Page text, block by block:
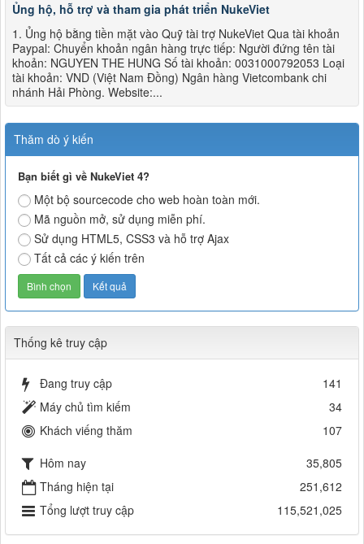
Ủng hộ, hỗ trợ và tham gia phát triển NukeViet
1. Ủng hộ bằng tiền mặt vào Quỹ tài trợ NukeViet Qua tài khoản
Paypal: Chuyển khoản ngân hàng trực tiếp: Người đứng tên tài
khoản: NGUYEN THE HUNG Số tài khoản: 0031000792053 Loại
tài khoản: VND (Việt Nam Đồng) Ngân hàng Vietcombank chi
nhánh Hải Phòng. Website:...
Thăm dò ý kiến
Bạn biết gì về NukeViet 4?
Một bộ sourcecode cho web hoàn toàn mới.
Mã nguồn mở, sử dụng miễn phí.
Sử dụng HTML5, CSS3 và hỗ trợ Ajax
Tất cả các ý kiến trên
Thống kê truy cập
Đang truy cập
141
Máy chủ tìm kiếm
34
Khách viếng thăm
107
Hôm nay
35,805
Tháng hiện tại
251,612
Tổng lượt truy cập
115,521,025